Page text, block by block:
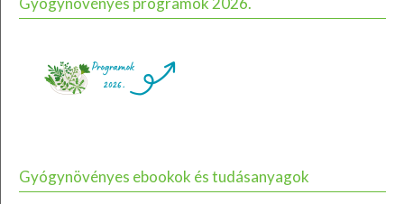
Gyógynövényes ebookok és tudásanyagok